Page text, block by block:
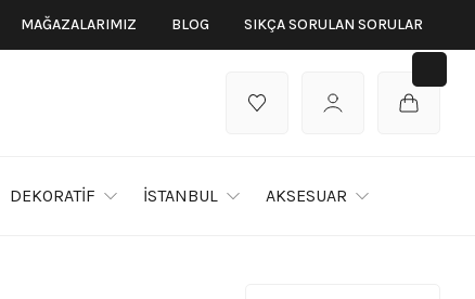
MAĞAZALARIMIZ BLOG SIKÇA SORULAN SORULAR
DEKORATİF İSTANBUL AKSESUAR